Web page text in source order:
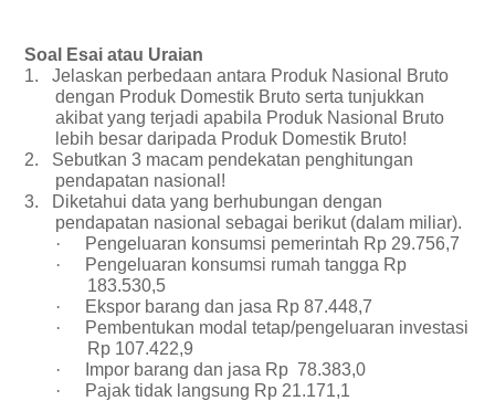
Soal Esai atau Uraian
1.
Jelaskan perbedaan antara Produk Nasional Bruto
dengan Produk Domestik Bruto serta tunjukkan
akibat yang terjadi apabila Produk Nasional Bruto
lebih besar daripada Produk Domestik Bruto!
2.
Sebutkan 3 macam pendekatan penghitungan
pendapatan nasional!
3.
Diketahui data yang berhubungan dengan
pendapatan nasional sebagai berikut (dalam miliar).
·
Pengeluaran konsumsi pemerintah Rp 29.756,7
·
Pengeluaran konsumsi rumah tangga Rp
183.530,5
·
Ekspor barang dan jasa Rp 87.448,7
·
Pembentukan modal tetap/pengeluaran investasi
Rp 107.422,9
·
Impor barang dan jasa Rp 78.383,0
·
Pajak tidak langsung Rp 21.171,1